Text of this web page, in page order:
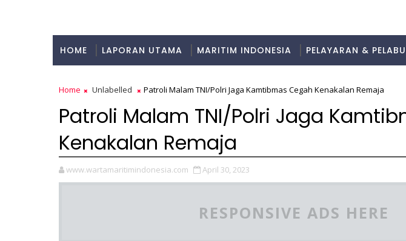
HOME LAPORAN UTAMA MARITIM INDONESIA PELAYARAN &
Home Unlabelled Patroli Malam TNI/Polri Jaga Kamtibmas Cegah Kenakalan Remaja
Patroli Malam TNI/Polri Jaga
Kenakalan Remaja
www.wartamaritimindonesia.com April 30, 2023
RESPONSIVE ADS HERE